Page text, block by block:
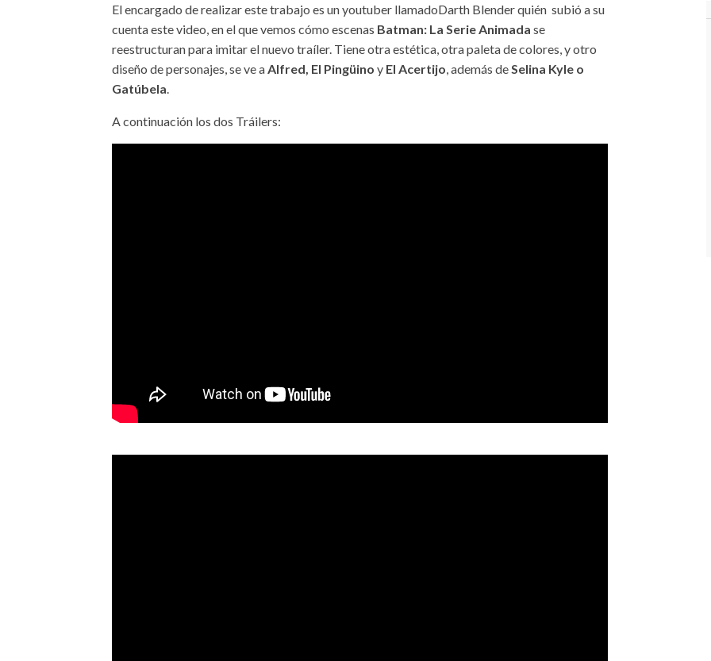
El encargado de realizar este trabajo es un youtuber llamadoDarth Blender quién subió a su
cuenta este video, en el que vemos cómo escenas Batman: La Serie Animadase
reestructuran para imitar el nuevo traíler. Tiene otra estética, otra paleta de colores, y otro
diseño de personajes, se ve aAlfred, El Pingüino y El Acertijo, además deSelina Kyle o
Gatúbela.
A continuación los dos Tráilers: